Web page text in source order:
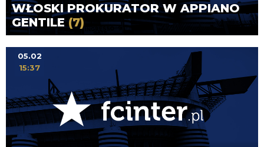
WŁOSKI PROKURATOR W APPIANO
GENTILE (7)
05.02
15:37